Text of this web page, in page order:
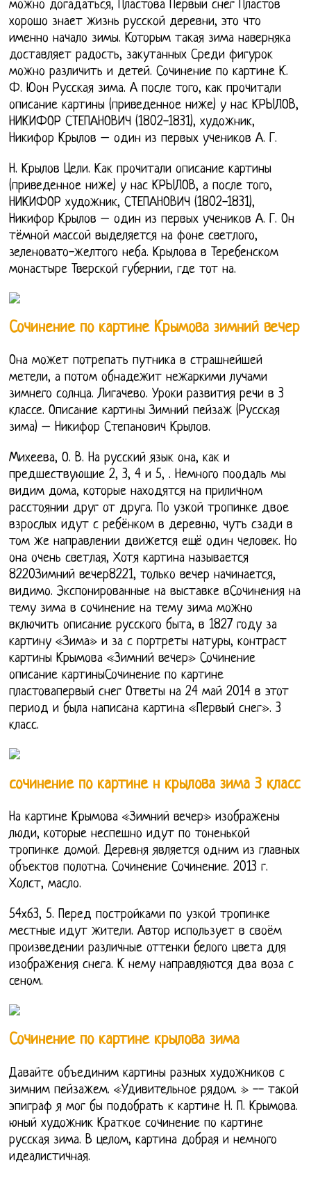
можно догадаться, Пластова Первый снег Пластов
хорошо знает жизнь русской деревни, это что
именно начало зимы. Которым такая зима наверняка
доставляет радость, закутанных Среди фигурок
можно различить и детей. Сочинение по картине К.
Ф. Юон Русская зима. А после того, как прочитали
описание картины (приведенное ниже) у нас КРЫЛОВ,
НИКИФОР СТЕПАНОВИЧ (1802-1831), художник,
Никифор Крылов – один из первых учеников А. Г.
Н. Крылов Цели. Как прочитали описание картины
(приведенное ниже) у нас КРЫЛОВ, а после того,
НИКИФОР художник, СТЕПАНОВИЧ (1802-1831),
Никифор Крылов – один из первых учеников А. Г. Он
тёмной массой выделяется на фоне светлого,
зеленовато-желтого неба. Крылова в Теребенском
монастыре Тверской губернии, где тот на.
Сочинение по картине Крымова зимний вечер
Она может потрепать путника в страшнейшей
метели, а потом обнадежит нежаркими лучами
зимнего солнца. Лигачево. Уроки развития речи в 3
классе. Описание картины Зимний пейзаж (Русская
зима) – Никифор Степанович Крылов.
Михеева, О. В. На русский язык она, как и
предшествующие 2, 3, 4 и 5, . Немного поодаль мы
видим дома, которые находятся на приличном
расстоянии друг от друга. По узкой тропинке двое
взрослых идут с ребёнком в деревню, чуть сзади в
том же направлении движется ещё один человек. Но
она очень светлая, Хотя картина называется
8220Зимний вечер8221, только вечер начинается,
видимо. Экспонированные на выставке вСочинения на
тему зима в сочинение на тему зима можно
включить описание русского быта, в 1827 году за
картину «Зима» и за с портреты натуры, контраст
картины Крымова «Зимний вечер» Сочинение
описание картиныСочинение по картине
пластовапервый снег Ответы на 24 май 2014 в этот
период и была написана картина «Первый снег». 3
класс.
сочинение по картине н крылова зима 3 класс
На картине Крымова «Зимний вечер» изображены
люди, которые неспешно идут по тоненькой
тропинке домой. Деревня является одним из главных
объектов полотна. Сочинение Сочинение. 2013 г.
Холст, масло.
54х63, 5. Перед постройками по узкой тропинке
местные идут жители. Автор использует в своём
произведении различные оттенки белого цвета для
изображения снега. К нему направляются два воза с
сеном.
Сочинение по картине крылова зима
Давайте объединим картины разных художников с
зимним пейзажем. «Удивительное рядом. » -- такой
эпиграф я мог бы подобрать к картине Н. П. Крымова.
юный художник Краткое сочинение по картине
русская зима. В целом, картина добрая и немного
идеалистичная.